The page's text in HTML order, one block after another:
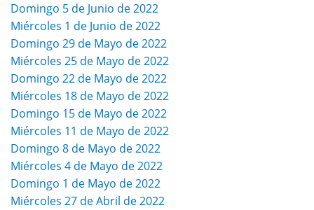
Domingo 5 de Junio de 2022
Miércoles 1 de Junio de 2022
Domingo 29 de Mayo de 2022
Miércoles 25 de Mayo de 2022
Domingo 22 de Mayo de 2022
Miércoles 18 de Mayo de 2022
Domingo 15 de Mayo de 2022
Miércoles 11 de Mayo de 2022
Domingo 8 de Mayo de 2022
Miércoles 4 de Mayo de 2022
Domingo 1 de Mayo de 2022
Miércoles 27 de Abril de 2022